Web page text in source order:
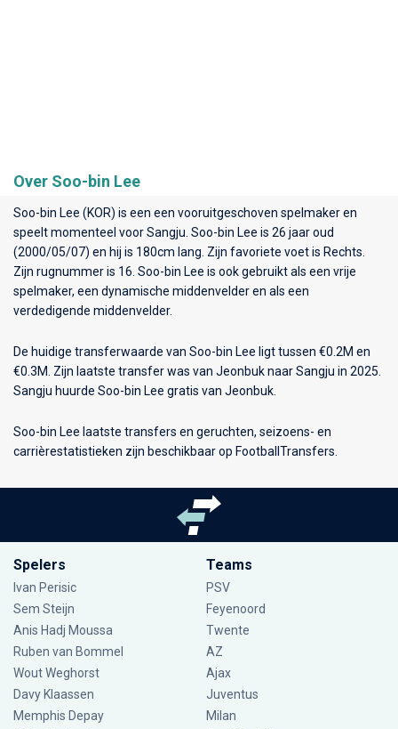
Over Soo-bin Lee
Soo-bin Lee (KOR) is een een vooruitgeschoven spelmaker en
speelt momenteel voorSangju . Soo-bin Lee is 26 jaar oud
(2000/05/07) en hij is 180cm lang. Zijn favoriete voet is Rechts.
Zijn rugnummer is 16. Soo-bin Lee is ook gebruikt als een vrije
spelmaker, een dynamische middenvelder en als een
verdedigende middenvelder.
De huidige transferwaarde van Soo-bin Lee ligt tussen €0.2M en
€0.3M. Zijn laatste transfer was van Jeonbuk naar Sangju in 2025.
Sangju huurde Soo-bin Lee gratis van Jeonbuk.
Soo-bin Lee laatste transfers en geruchten, seizoens- en
carrièrestatistieken zijn beschikbaar op FootballTransfers.
Spelers
Ivan Perisic
Sem Steijn
Anis Hadj Moussa
Ruben van Bommel
Wout Weghorst
Davy Klaassen
Memphis Depay
Teams
PSV
Feyenoord
Twente
AZ
Ajax
Juventus
Milan